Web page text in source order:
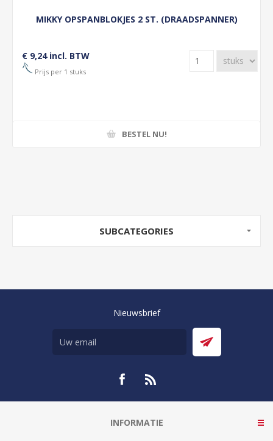
MIKKY OPSPANBLOKJES 2 ST. (DRAADSPANNER)
€ 9,24 incl. BTW
Prijs per 1 stuks
BESTEL NU!
SUBCATEGORIES
Nieuwsbrief
INFORMATIE